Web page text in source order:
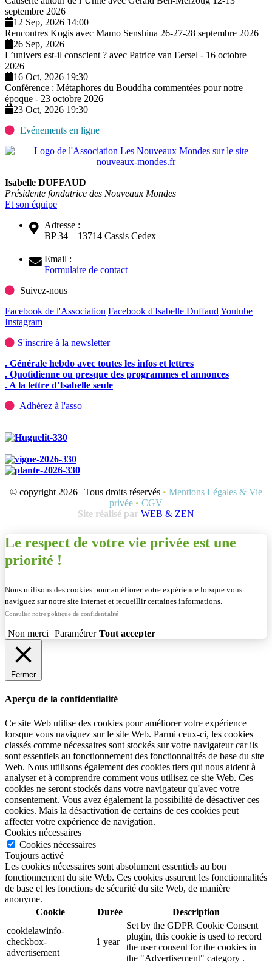
septembre 2026
12 Sep, 2026 14:00
Rencontres Kogis avec Mamo Senshina 26-27-28 septembre 2026
26 Sep, 2026
L’univers est-il conscient ? avec Patrice van Eersel - 16 octobre
2026
16 Oct, 2026 19:30
Conférence : Métaphores du Bouddha commentées pour notre
époque - 23 octobre 2026
23 Oct, 2026 19:30
Evénements en ligne
Isabelle DUFFAUD
Présidente fondatrice des Nouveaux Mondes
Et son équipe
Adresse :
BP 34 – 13714 Cassis Cedex
Email :
Formulaire de contact
Suivez-nous
Facebook de l'Association Facebook d'Isabelle Duffaud Youtube
Instagram
S'inscrire à la newsletter
. Générale hebdo avec toutes les infos et lettres
. Quotidienne ou presque des programmes et annonces
. A la lettre d'Isabelle seule
Adhérez à l'asso
© copyright 2026 | Tous droits réservés • Mentions Légales & Vie
privée • CGV
Site réalisé par WEB & ZEN
Le respect de votre vie privée est une
priorité !
Nous utilisons des cookies pour améliorer votre expérience lorsque vous
naviguez sur notre site internet et recueillir certaines informations.
Consulter notre politique de confidentialité
Non merci Paramétrer Tout accepter
Fermer
Aperçu de la confidentialité
Ce site Web utilise des cookies pour améliorer votre expérience
lorsque vous naviguez sur le site Web. Parmi ceux-ci, les cookies
classés comme nécessaires sont stockés sur votre navigateur car ils
sont essentiels au fonctionnement des fonctionnalités de base du site
Web. Nous utilisons également des cookies tiers qui nous aident à
analyser et à comprendre comment vous utilisez ce site Web. Ces
cookies ne seront stockés dans votre navigateur qu'avec votre
consentement. Vous avez également la possibilité de désactiver ces
cookies. Mais la désactivation de certains de ces cookies peut
affecter votre expérience de navigation.
Cookies nécessaires
Cookies nécessaires
Toujours activé
Les cookies nécessaires sont absolument essentiels au bon
fonctionnement du site Web. Ces cookies assurent les fonctionnalités
de base et les fonctions de sécurité du site Web, de manière
anonyme.
Cookie
Durée
Description
cookielawinfo-
checkbox-
advertisement
1 year
Set by the GDPR Cookie Consent
plugin, this cookie is used to record
the user consent for the cookies in
the "Advertisement" category .